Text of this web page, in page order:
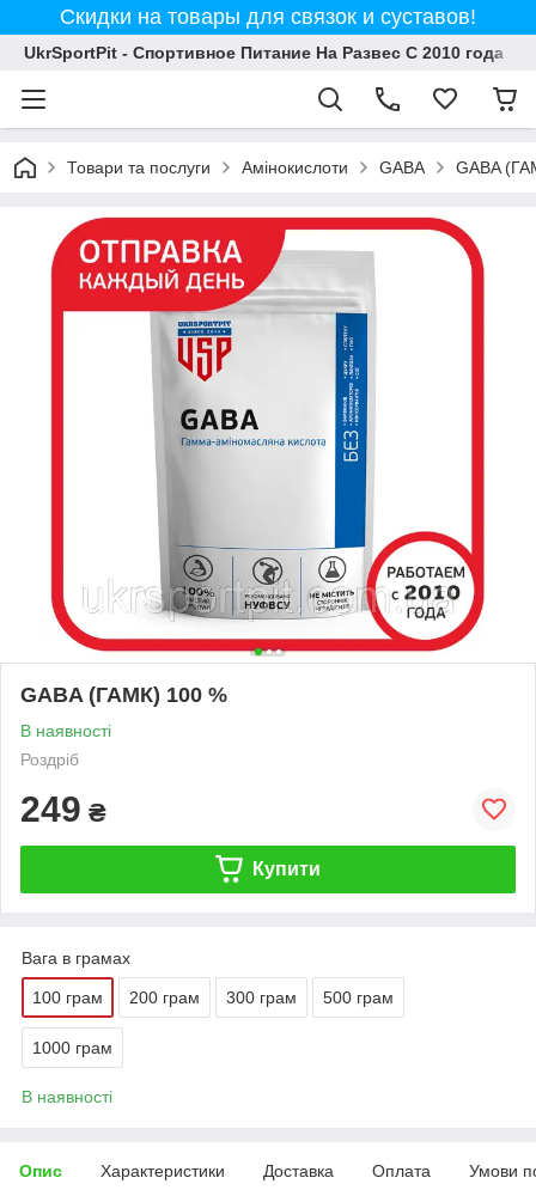
Скидки на товары для связок и суставов!
UkrSportPit - Спортивное Питание На Развес С 2010 года
Товари та послуги Амінокислоти GABA GABA
GABA (ГАМК) 100 %
В наявності
Роздріб
249 ₴
Купити
Вага в грамах
100 грам 200 грам 300 грам 500 грам
1000 грам
В наявності
Опис Характеристики Доставка Оплата Умови